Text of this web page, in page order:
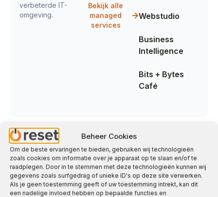
Beheer Cookies
Om de beste ervaringen te bieden, gebruiken wij technologieën
zoals cookies om informatie over je apparaat op te slaan en/of te
raadplegen. Door in te stemmen met deze technologieën kunnen wij
gegevens zoals surfgedrag of unieke ID's op deze site verwerken.
Als je geen toestemming geeft of uw toestemming intrekt, kan dit
een nadelige invloed hebben op bepaalde functies en
verbeterde IT-
omgeving.
Bekijk alle
managed
services
Webstudio
Business
Intelligence
Bits + Bytes
Café